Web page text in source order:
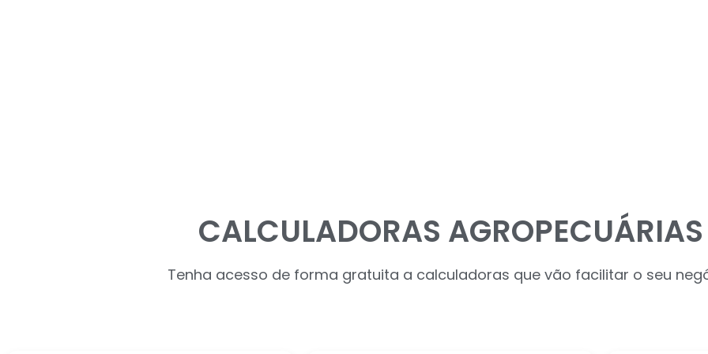
CALCULADORAS AGROPECUÁRIAS
Tenha acesso de forma gratuita a calculadoras que vão facilitar o seu